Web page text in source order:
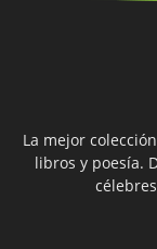
La mejor
libros y poesía.